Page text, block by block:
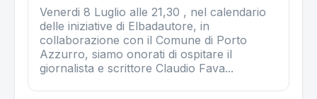
Venerdi 8 Luglio alle 21,30 , nel calendario
delle iniziative di Elbadautore, in
collaborazione con il Comune di Porto
Azzurro, siamo onorati di ospitare il
giornalista e scrittore Claudio Fava...